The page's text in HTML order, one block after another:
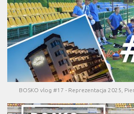
BOSKO vlog #17 - Reprezentacja 2025,